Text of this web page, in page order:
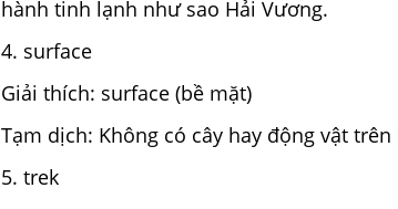
hành tinh lạnh như sao Hải Vương.
4. surface
Giải thích: surface (bề mặt)
Tạm dịch: Không có cây hay động vật
5. trek